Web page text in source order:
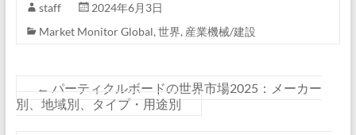
staff
2024年6月3日
Market Monitor Global, 世界, 産業機械/建設
← パーティクルボードの世界市場2025：メーカー
別、地域別、タイプ・用途別